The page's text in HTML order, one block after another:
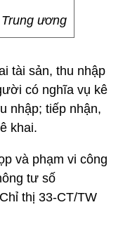
ương
tài sản, thu nhập
có nghĩa vụ kê
nhập; tiếp nhận,
khai.
và phạm vi công
tư số
thị 33-CT/TW